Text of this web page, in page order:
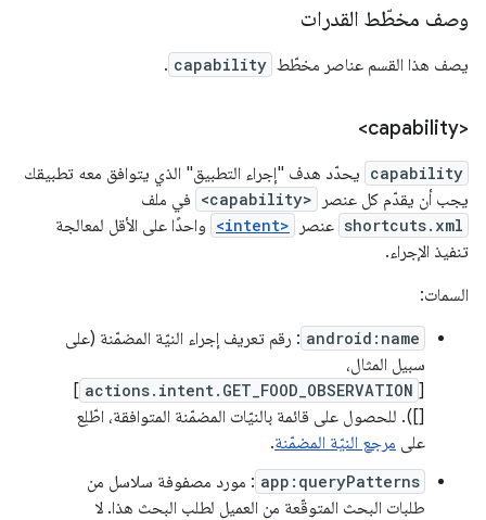
وصف مخطّط القدرات
يصف هذا القسم عناصر مخطّط capability
.
<capability>
capability يحدّد هدف "إجراء التطبيق" الذي يتوافق معه تطبيقك
يجب أن يقدّم كل عنصر
<capability> في ملف
shortcuts.xml عنصر <intent> واحدًا على الأقل لمعالجة
تنفيذ الإجراء.
السمات:
android:name : رقم تعريف إجراء النيّة المضمّنة (على
سبيل المثال،
[
actions.intent.GET_FOOD_OBSERVATION
]
[]). للحصول على قائمة بالنيّات المضمّنة المتوافقة، اطّلِع
على مرجع النيّة المضمّنة.
app:queryPatterns : مورد مصفوفة سلاسل من
طلبات البحث المتوقّعة من العميل لطلب البحث هذا. لا